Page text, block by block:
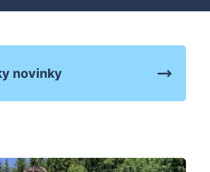
novinky